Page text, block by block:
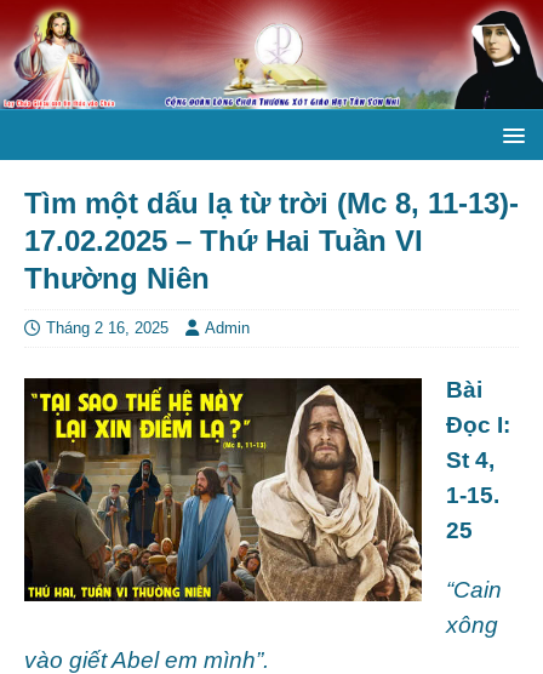
Tìm một dấu lạ từ trời (Mc 8, 11-13)-
17.02.2025 – Thứ Hai Tuần VI
Thường Niên
Tháng 2 16, 2025 Admin
Bài
Ðọc I:
St 4,
1-15.
25
“Cain
xông
vào giết Abel em mình”.